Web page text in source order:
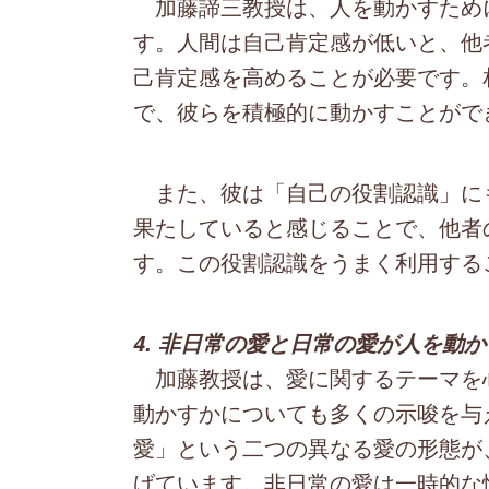
す。人間は自己肯定感が低いと、
己肯定感を高めることが必要です
で、彼らを積極的に動かすことが
また、彼は「自己の役割認識」
果たしていると感じることで、他
す。この役割認識をうまく利用す
4. 非日常の愛と日常の愛が人を動
加藤教授は、愛に関するテーマ
動かすかについても多くの示唆を
愛」という二つの異なる愛の形態
げています。非日常の愛は一時的